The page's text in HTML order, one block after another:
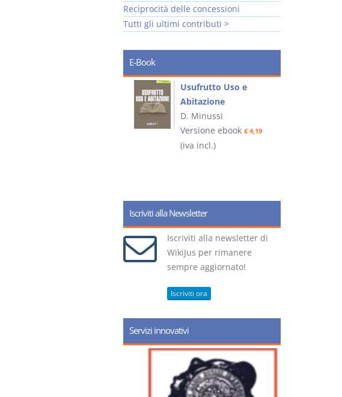
Reciprocità delle concessioni
Tutti gli ultimi contributi >
E-Book
Usufrutto Uso e
Abitazione
D. Minussi
Versione ebook € 4,19
(iva incl.)
Iscriviti alla Newsletter
Iscriviti alla newsletter di
WikiJus per rimanere
sempre aggiornato!
Iscriviti ora
Servizi innovativi